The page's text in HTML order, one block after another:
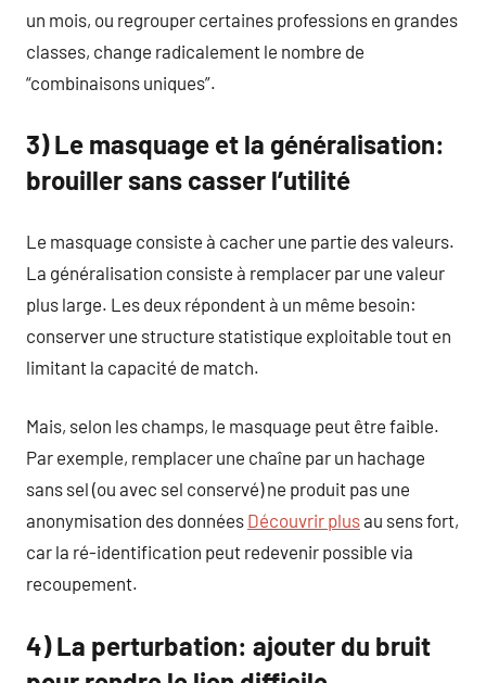
un mois, ou regrouper certaines professions en grandes
classes, change radicalement le nombre de
“combinaisons uniques”.
3) Le masquage et la généralisation:
brouiller sans casser l’utilité
Le masquage consiste à cacher une partie des valeurs.
La généralisation consiste à remplacer par une valeur
plus large. Les deux répondent à un même besoin:
conserver une structure statistique exploitable tout en
limitant la capacité de match.
Mais, selon les champs, le masquage peut être faible.
Par exemple, remplacer une chaîne par un hachage
sans sel (ou avec sel conservé) ne produit pas une
anonymisation des données Découvrir plusau sens fort,
car la ré-identification peut redevenir possible via
recoupement.
4) La perturbation: ajouter du bruit